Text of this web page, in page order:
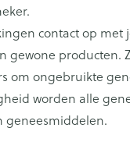
van het bekken
interval tussen
beschermt het
dosisverhoging
mm
contact op met
gewone
om ongebruikte
worden alle
geneesmiddelen.